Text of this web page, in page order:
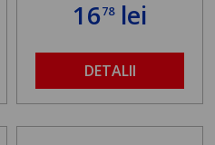
1678lei
DETALII